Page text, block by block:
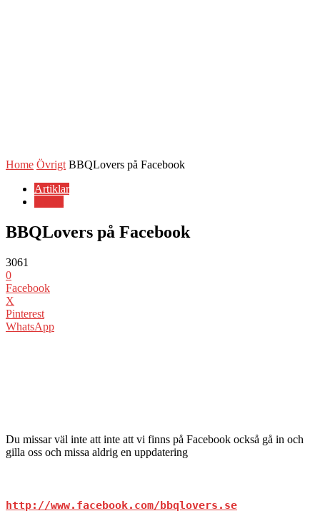
Home Övrigt BBQLovers på Facebook
Artiklar
BBQLovers på Facebook
3061
0
Facebook
X
Pinterest
WhatsApp
Du missar väl inte att inte att vi finns på Facebook också gå in och
gilla oss och missa aldrig en uppdatering
http://www.facebook.com/bbqlovers.se